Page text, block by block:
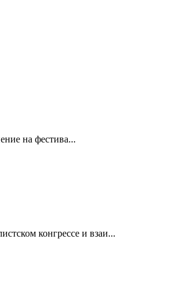
на фестива...
конгрессе и взаи...